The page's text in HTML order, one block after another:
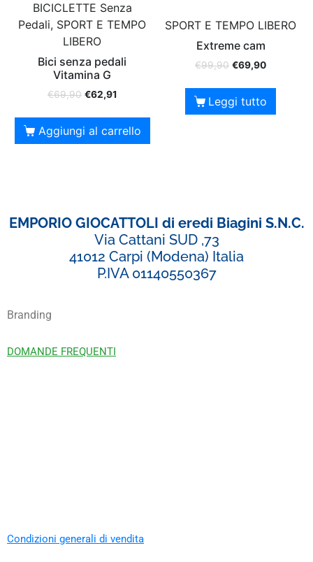
BICICLETTE Senza
Pedali, SPORT E TEMPO
LIBERO
Bici senza pedali
Vitamina G
€69,90 €62,91
Aggiungi al carrello
SPORT E TEMPO LIBERO
Extreme cam
€99,90 €69,90
Leggi tutto
EMPORIO GIOCATTOLI di eredi Biagini S.N.C.
Via Cattani SUD ,73
41012 Carpi (Modena) Italia
P.IVA 01140550367
Branding
DOMANDE FREQUENTI
Condizioni generali di vendita